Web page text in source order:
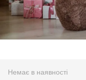
Немає в наявності